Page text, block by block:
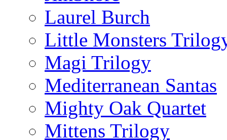
Laurel Burch
Little Monsters
Magi Trilogy
Mediterranean Santas
Mighty Oak Quartet
Mittens Trilogy